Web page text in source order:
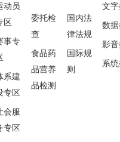
动员
区
事专
系建
专区
会服
专区
委托检
查
食品药
品营养
品检测
国内法
律法规
国际规
则
文
数
影
系